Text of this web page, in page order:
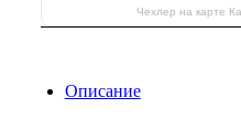
Чехлер на карте
Описание